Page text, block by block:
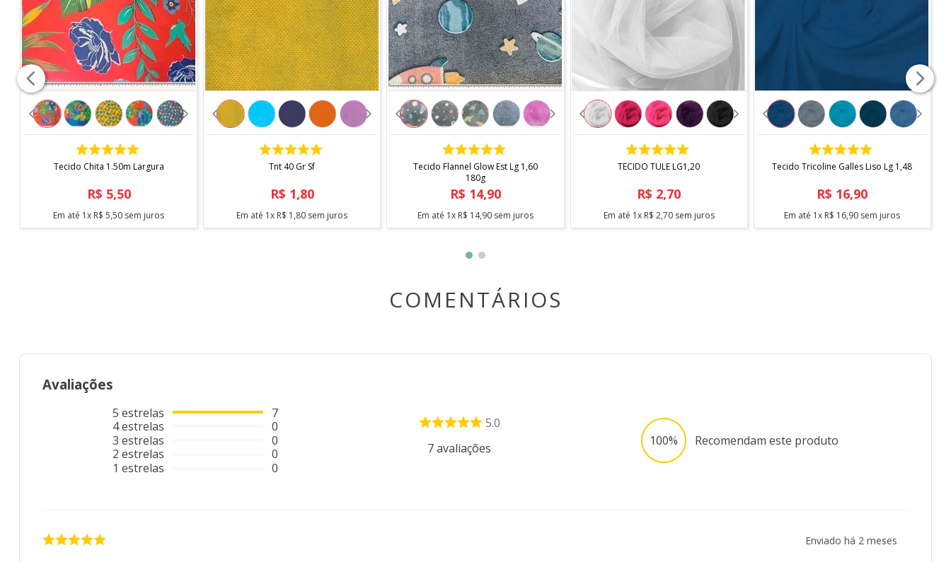
COMPRAR
Tecido Chita 1.50m Largura
R$ 5,50
Em até 1x R$ 5,50 sem juros
COMPRAR
Tnt 40 Gr Sf
R$ 1,80
Em até 1x R$ 1,80 sem juros
COMPRAR
Tecido Flannel Glow Est Lg 1,60
180g
R$ 14,90
Em até 1x R$ 14,90 sem juros
COMPRAR
TECIDO TULE LG1,20
R$ 2,70
Em até 1x R$ 2,70sem juros
COMPRAR
Tecido Tricoline Galles Liso Lg 1,48
R$ 16,90
Em até 1x R$ 16,90 sem juros
COMENTÁRIOS
Avaliações
5 estrelas
4estrelas
3 estrelas
2 estrelas
1 estrelas
7
0
0
0
0
5.0
7avaliações 100% Recomendam este produto
Enviado há 2 meses